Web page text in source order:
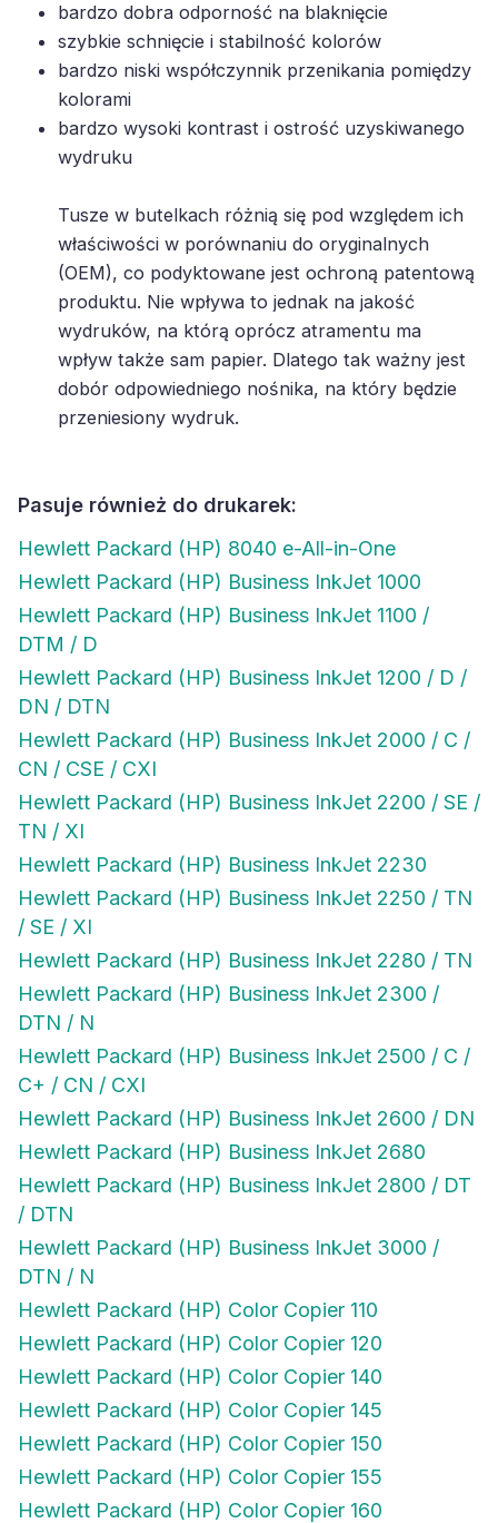
bardzo dobra odporność na blaknięcie
szybkie schnięcie i stabilność kolorów
bardzo niski współczynnik przenikania pomiędzy
kolorami
bardzo wysoki kontrast i ostrość uzyskiwanego
wydruku
Tusze w butelkach różnią się pod względem ich
właściwości w porównaniu do oryginalnych
(OEM), co podyktowane jest ochroną patentową
produktu. Nie wpływa to jednak na jakość
wydruków, na którą oprócz atramentu ma
wpływ także sam papier. Dlatego tak ważny jest
dobór odpowiedniego nośnika, na który będzie
przeniesiony wydruk.
Pasuje również do drukarek:
Hewlett Packard (HP) 8040 e-All-in-One
Hewlett Packard (HP) Business InkJet 1000
Hewlett Packard (HP) Business InkJet 1100 /
DTM / D
Hewlett Packard (HP) Business InkJet 1200 / D /
DN / DTN
Hewlett Packard (HP) Business InkJet 2000 / C /
CN / CSE / CXI
Hewlett Packard (HP) Business InkJet 2200 / SE /
TN / XI
Hewlett Packard (HP) Business InkJet 2230
Hewlett Packard (HP) Business InkJet 2250 / TN
/ SE / XI
Hewlett Packard (HP) Business InkJet 2280 / TN
Hewlett Packard (HP) Business InkJet 2300 /
DTN / N
Hewlett Packard (HP) Business InkJet 2500 / C /
C+ / CN / CXI
Hewlett Packard (HP) Business InkJet 2600 / DN
Hewlett Packard (HP) Business InkJet 2680
Hewlett Packard (HP) Business InkJet 2800 / DT
/ DTN
Hewlett Packard (HP) Business InkJet 3000 /
DTN / N
Hewlett Packard (HP) Color Copier 110
Hewlett Packard (HP) Color Copier 120
Hewlett Packard (HP) Color Copier 140
Hewlett Packard (HP) Color Copier 145
Hewlett Packard (HP) Color Copier 150
Hewlett Packard (HP) Color Copier 155
Hewlett Packard (HP) Color Copier 160